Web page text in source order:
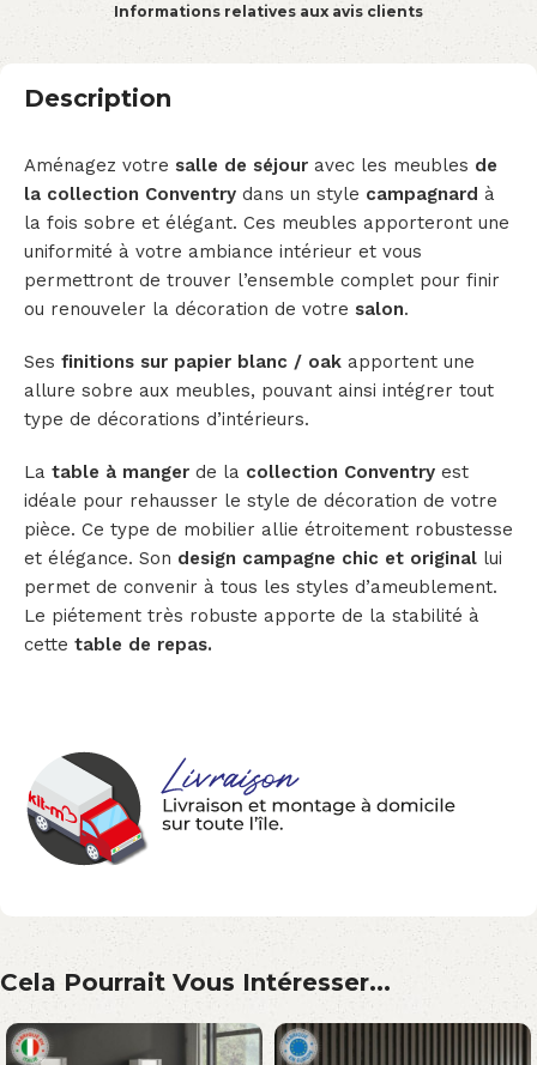
Informations relatives aux avis clients
Description
Aménagez votre salle de séjour avec les meubles de
la collection Conventry dans un style campagnard à
la fois sobre et élégant. Ces meubles apporteront une
uniformité à votre ambiance intérieur et vous
permettront de trouver l’ensemble complet pour finir
ou renouveler la décoration de votre salon.
Ses finitions sur papier blanc / oak apportent une
allure sobre aux meubles, pouvant ainsi intégrer tout
type de décorations d’intérieurs.
La table à manger de la collection Conventry est
idéale pour rehausser le style de décoration de votre
pièce. Ce type de mobilier allie étroitement robustesse
et élégance. Son design campagne chic et original lui
permet de convenir à tous les styles d’ameublement.
Le piétement très robuste apporte de la stabilité à
cette table de repas.
Cela Pourrait Vous Intéresser...